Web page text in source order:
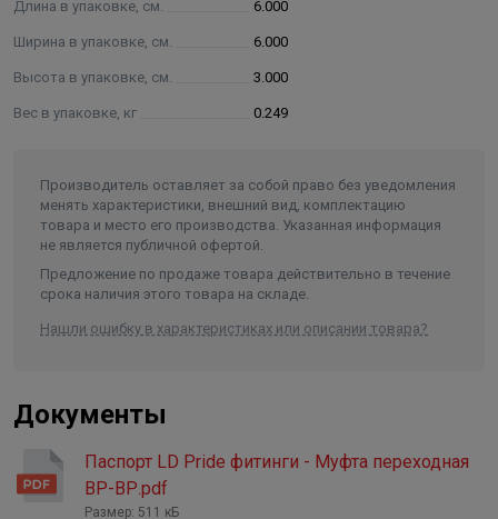
Длина в упаковке, см. 6.000
Ширина в упаковке, см. 6.000
Высота в упаковке, см. 3.000
Вес в упаковке, кг 0.249
Производитель оставляет за собой право без уведомления
менять характеристики, внешний вид, комплектацию
товара и место его производства. Указанная информация
не является публичной офертой.
Предложение по продаже товара действительно в течение
срока наличия этого товара на складе.
Нашли ошибку в характеристиках или описании товара?
Документы
Паспорт LD Pride фитинги - Муфта переходная
ВР-ВР.pdf
Размер: 511 кБ